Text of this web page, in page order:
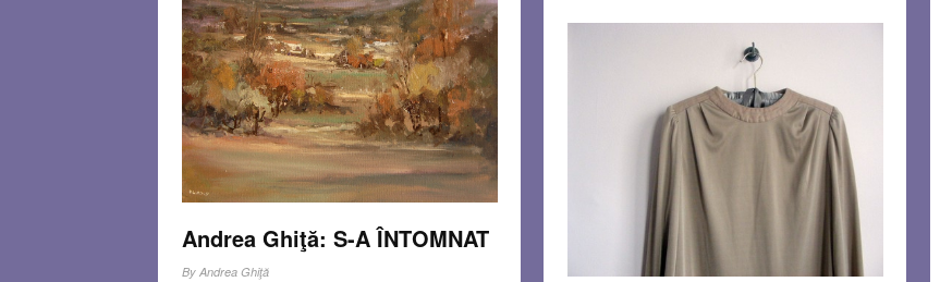
Andrea Ghiţă: S-A ÎNTOMNAT
By Andrea Ghiţă